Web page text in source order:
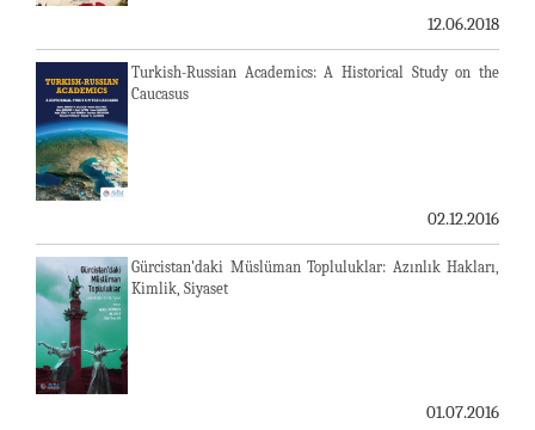
12.06.2018
Turkish-Russian Academics: A Historical Study on the
Caucasus
02.12.2016
Gürcistan'daki Müslüman Topluluklar: Azınlık Hakları,
Kimlik, Siyaset
01.07.2016